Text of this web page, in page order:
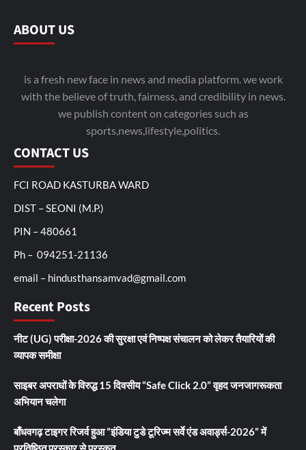
ABOUT US
is a fresh new face in news and media platform. we work
with the believe of truth, fairness, and credibility in news.
we publish content on categories such as
sports,news,lifestyle,politics.
CONTACT US
FCI ROAD KASTURBA WARD
DIST – SEONI (M.P.)
PIN – 480661
Ph – 094251-21136
email – hindusthansamvad@gmail.com
Recent Posts
नीट (UG) परीक्षा-2026 की सुरक्षा एवं निष्पक्ष संचालन को लेकर तैयारियों की
व्यापक समीक्षा
साइबर अपराधों के विरुद्ध 15 दिवसीय “Safe Click 2.0” वृहद जनजागरूकता
अभियान चलेगा
बाँधवगढ़ टाइगर रिजर्व हुआ “इंडिया टुडे टूरिज्म सर्वे एंड अवार्ड्स-2026” में